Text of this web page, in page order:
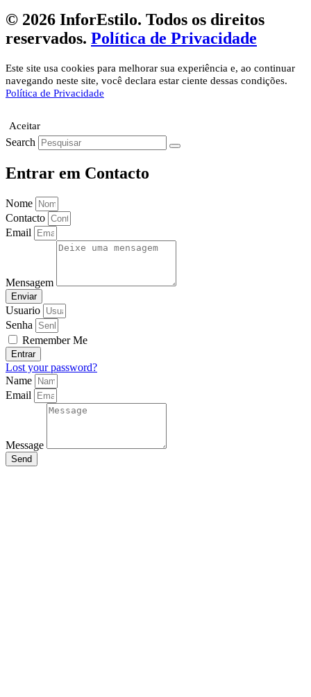
© 2026 InforEstilo. Todos os direitos
reservados. Política de Privacidade
Este site usa cookies para melhorar sua experiência e, ao continuar
navegando neste site, você declara estar ciente dessas condições.
Política de Privacidade
Aceitar
Search
Entrar em Contacto
Nome
Contacto
Email
Mensagem
Enviar
Usuario
Senha
Remember Me
Entrar
Lost your password?
Name
Email
Message
Send